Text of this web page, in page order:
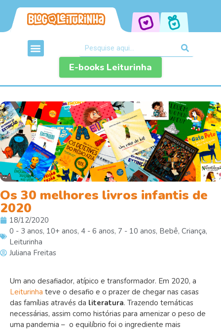
E-books Leiturinha
Os 30 melhores livros infantis de
2020
18/12/2020
0 - 3 anos, 10+ anos, 4 - 6 anos, 7 - 10 anos, Bebê, Criança,
Leiturinha
Juliana Freitas
Um ano desafiador, atípico e transformador. Em 2020, a
Leiturinha teve o desafio e o prazer de chegar nas casas
das famílias através da literatura. Trazendo temáticas
necessárias, assim como histórias para amenizar o peso de
uma pandemia – o equilíbrio foi o ingrediente mais